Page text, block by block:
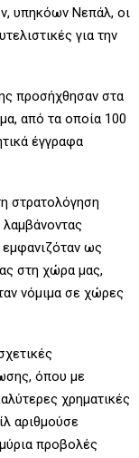
υπηκόων Νεπάλ, οι
για την
προσήχθησαν στα
από τα οποία 100
έγγραφα
στρατολόγηση
ως
στη χώρα μας,
νόμιμα σε χώρες
όπου με
χρηματικές
αριθμούσε
προβολές